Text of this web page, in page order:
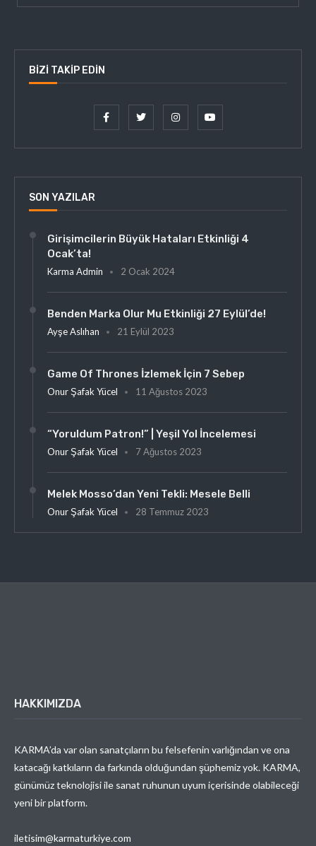
BIZI TAKIP EDIN
SON YAZILAR
Girişimcilerin Büyük Hataları Etkinliği 4
Ocak’ta!
Karma Admin 2 Ocak 2024
Benden Marka Olur Mu Etkinliği 27 Eylül’de!
Ayşe Aslıhan 21 Eylül 2023
Game Of Thrones İzlemek İçin 7 Sebep
Onur Şafak Yücel 11 Ağustos 2023
“Yoruldum Patron!” | Yeşil Yol İncelemesi
Onur Şafak Yücel 7 Ağustos 2023
Melek Mosso’dan Yeni Tekli: Mesele Belli
Onur Şafak Yücel 28 Temmuz 2023
HAKKIMIZDA
KARMA’da var olan sanatçıların bu felsefenin varlığından ve ona
katacağı katkıların da farkında olduğundan şüphemiz yok. KARMA,
günümüz teknolojisi ile sanat ruhunun uyum içerisinde olabileceği
yeni bir platform.
iletisim@karmaturkiye.com